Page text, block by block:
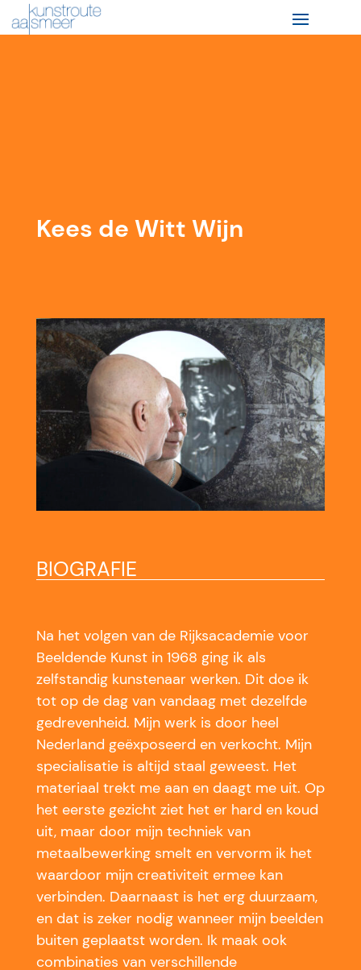
Kees de Witt Wijn
BIOGRAFIE
Na het volgen van de Rijksacademie voor
Beeldende Kunst in 1968 ging ik als
zelfstandig kunstenaar werken. Dit doe ik
tot op de dag van vandaag met dezelfde
gedrevenheid. Mijn werk is door heel
Nederland geëxposeerd en verkocht. Mijn
specialisatie is altijd staal geweest. Het
materiaal trekt me aan en daagt me uit. Op
het eerste gezicht ziet het er hard en koud
uit, maar door mijn techniek van
metaalbewerking smelt en vervorm ik het
waardoor mijn creativiteit ermee kan
verbinden. Daarnaast is het erg duurzaam,
en dat is zeker nodig wanneer mijn beelden
buiten geplaatst worden. Ik maak ook
combinaties van verschillende